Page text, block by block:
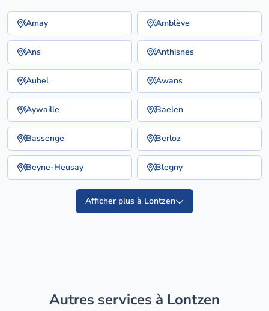
Amay Amblève
Ans Anthisnes
Aubel Awans
Aywaille Baelen
Bassenge Berloz
Beyne-Heusay Blegny
Afficher plus à Lontzen
Autres services à Lontzen